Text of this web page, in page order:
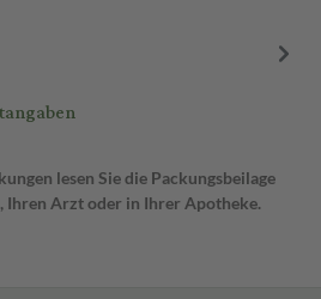
lesen Sie die Packungsbeilage
Ihren Arzt oder in Ihrer Apotheke.